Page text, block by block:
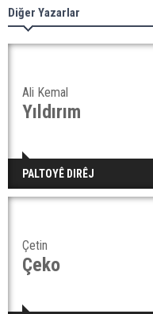
Diğer Yazarlar
Ali Kemal
Yıldırım
PALTOYÊ DIRÊJ
Çetin
Çeko